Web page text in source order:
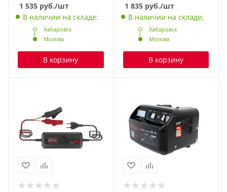
120Ач.,раб.темп.(-20)-(+40)
С, LCD) 10шт/уп
1 535 руб./шт
В наличии на складе:
Хабаровск
Москва
В корзину
120Ач.,раб.темп.(-20)-(+40)
С, LCD) 20шт/уп
1 835руб./шт
В наличии на складе:
Хабаровск
Москва
В корзину